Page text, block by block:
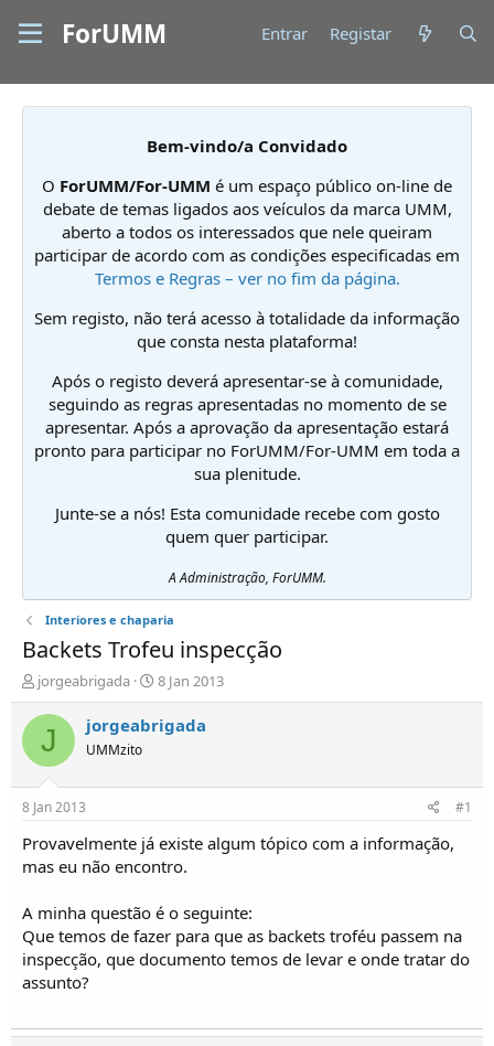
ForUMM Entrar Registar
Bem-vindo/a Convidado
O ForUMM/For-UMM é um espaço público on-line de
debate de temas ligados aos veículos da marca UMM,
aberto a todos os interessados que nele queiram
participar de acordo com as condições especificadas em
Termos e Regras – ver no fim da página.
Sem registo, não terá acesso à totalidade da informação
que consta nesta plataforma!
Após o registo deverá apresentar-se à comunidade,
seguindo as regras apresentadas no momento de se
apresentar. Após a aprovação da apresentação estará
pronto para participar no ForUMM/For-UMM em toda a
sua plenitude.
Junte-se a nós! Esta comunidade recebe com gosto
quem quer participar.
A Administração, ForUMM.
Interiores e chaparia
Backets Trofeu inspecção
I
n
i
i
o
r
e
ó
p
i
c
jorgeabrigada
D
a
t
c
i
8 Jan 2013
J jorgeabrigada
UMMzito
8 Jan 2013 #1
Provavelmente já existe algum tópico com a informação,
mas eu não encontro.
A minha questão é o seguinte:
Que temos de fazer para que as backets troféu passem na
inspecção, que documento temos de levar e onde tratar do
assunto?